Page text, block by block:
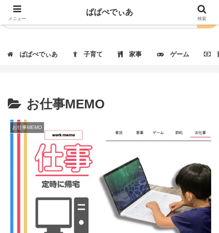
ぱぱぺでぃあ 子育て 家事 ゲーム
お仕事MEMO
お仕事MEMO
メニュー
ぱぱぺでぃあ
検索